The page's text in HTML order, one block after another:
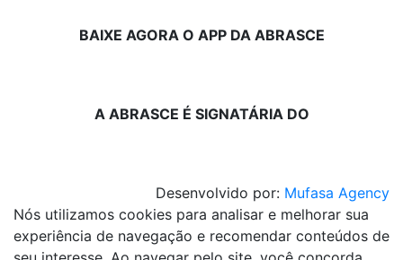
BAIXE AGORA O APP DA ABRASCE
A ABRASCE É SIGNATÁRIA DO
Desenvolvido por: Mufasa Agency
Nós utilizamos cookies para analisar e melhorar sua
experiência de navegação e recomendar conteúdos de